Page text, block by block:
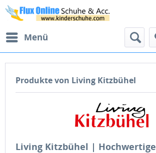
Menü
Produkte von Living Kitzbühel
Living Kitzbühel | Hochwertige